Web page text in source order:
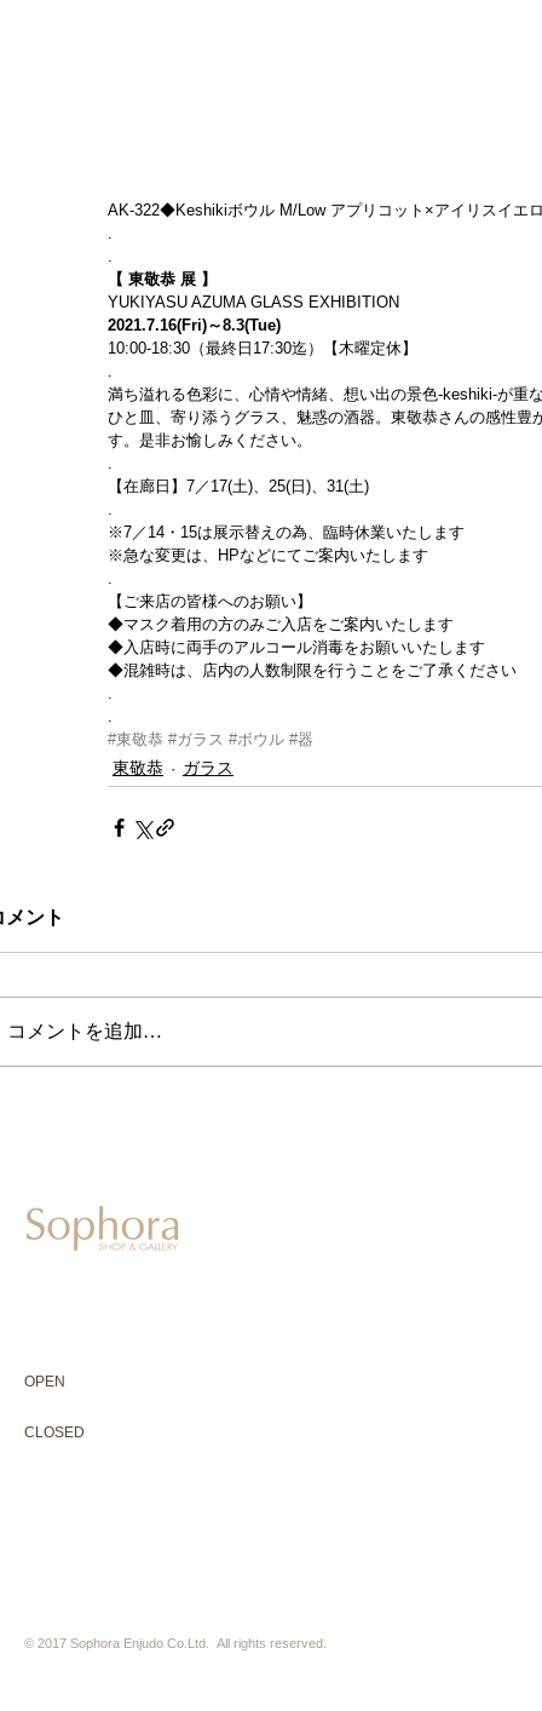
AK-322◆Keshikiボウル M/Low アプリコット×アイリスイエ
.
.
【 東敬恭 展 】
YUKIYASU AZUMA GLASS EXHIBITION
2021.7.16(Fri)～8.3(Tue)
10:00-18:30（最終日17:30迄）【木曜定休】
.
満ち溢れる色彩に、心情や情緒、想い出の景色-keshiki-が重
ひと皿、寄り添うグラス、魅惑の酒器。東敬恭さんの感性
す。是非お愉しみください。
.
【在廊日】7／17(土)、25(日)、31(土)
.
※7／14・15は展示替えの為、臨時休業いたします
※急な変更は、HPなどにてご案内いたします
.
【ご来店の皆様へのお願い】
◆マスク着用の方のみご入店をご案内いたします
◆入店時に両手のアルコール消毒をお願いいたします
◆混雑時は、店内の人数制限を行うことをご了承ください
.
.
#東敬恭 #ガラス #ボウル #器
東敬恭 ガラス
メント
コメントを追加…
OPEN
CLOSED
© 2017 Sophora Enjudo Co.Ltd. All rights reserved.